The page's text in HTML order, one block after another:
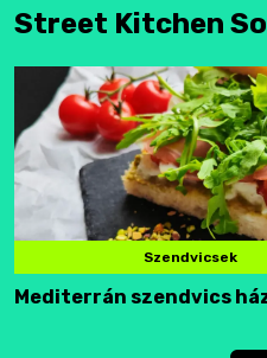
Street Kitchen
Szendvicsek
Mediterrán szendvics